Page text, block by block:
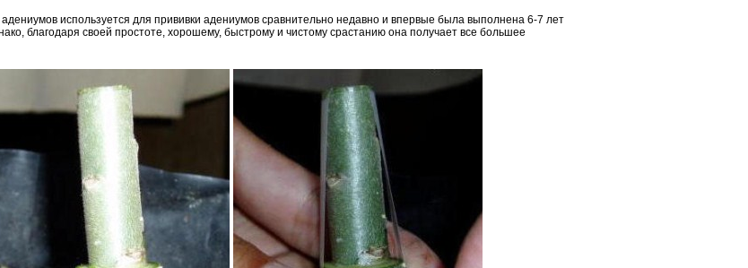
адениумов используется для прививки адениумов сравнительно недавно и впервые была выполнена 6-7 лет
благодаря своей простоте, хорошему, быстрому и чистому срастанию она получает все большее